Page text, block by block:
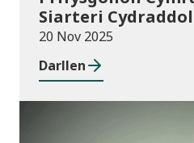
Siarteri
Prifysgolion yn
mewn Cymru
20 Nov 2025
Darllen